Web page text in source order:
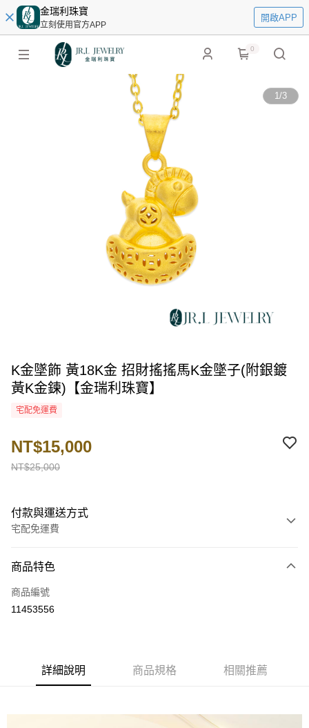
金瑞利珠寶
立刻使用官方APP
開啟APP
0
1/3
K金墜飾 黃18K金 招財搖搖馬K金墜子(附銀鍍
黃K金鍊)【金瑞利珠寶】
宅配免運費
NT$25,000
NT$15,000
付款與運送方式
宅配免運費
信用卡一次付款
LINE Pay
ATM付款
商品特色
商品編號
11453556
詳細說明 商品規格 相關推薦